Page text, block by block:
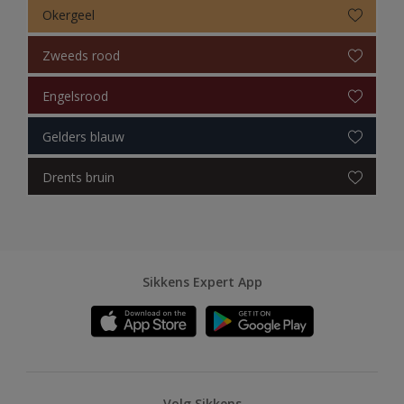
Sikkens Cetol
Sikkens Van Gogh Collectie kleuren
Sikkens Colour Futures 2024
Sikkens Colour Futures 2023
Sikkens Colour Futures 2018
Okergeel
Zweeds rood
Engelsrood
Gelders blauw
Drents bruin
Sikkens Expert App